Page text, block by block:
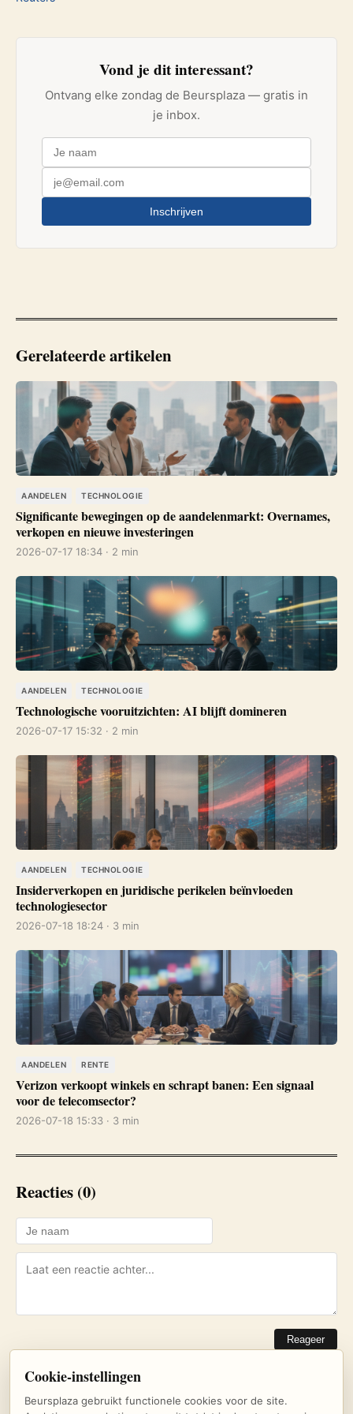
Vond je dit interessant?
Ontvang elke zondag de Beursplaza — gratis in
je inbox.
Inschrijven
Gerelateerde artikelen
AANDELEN TECHNOLOGIE
Significante bewegingen op de aandelenmarkt: Overnames,
verkopen en nieuwe investeringen
2026-07-17 18:34 · 2 min
AANDELEN TECHNOLOGIE
Technologische vooruitzichten: AI blijft domineren
2026-07-17 15:32 · 2 min
AANDELEN TECHNOLOGIE
Insiderverkopen en juridische perikelen beïnvloeden
technologiesector
2026-07-18 18:24 · 3 min
AANDELEN RENTE
Verizon verkoopt winkels en schrapt banen: Een signaal
voor de telecomsector?
2026-07-18 15:33 · 3 min
Reacties (0)
Reageer
Nog geen reacties. Wees de eerste!
Cookie-instellingen
Beursplaza gebruikt functionele cookies voor de site.